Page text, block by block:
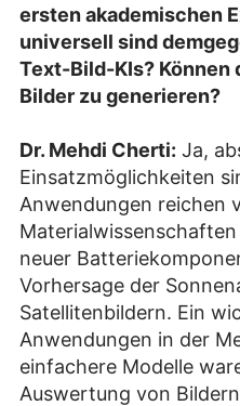
ersten akademischen
universell sind
Text-Bild-KIs? Können
Bilder zu generieren?
Dr. Mehdi Cherti: Ja,
Einsatzmöglichkeiten
Anwendungen reichen
neuer
Vorhersage der
Satellitenbildern. Ein
Anwendungen in der
einfachere Modelle
Auswertung von